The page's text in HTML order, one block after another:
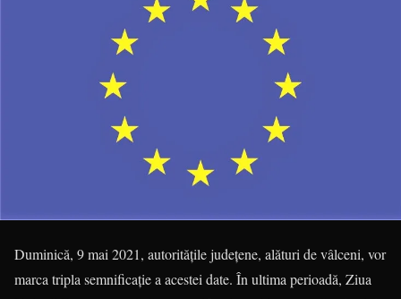
Duminică, 9 mai 2021, autoritățile județene, alături de vâlceni, vor
marca tripla semnificație a acestei date. În ultima perioadă, Ziua